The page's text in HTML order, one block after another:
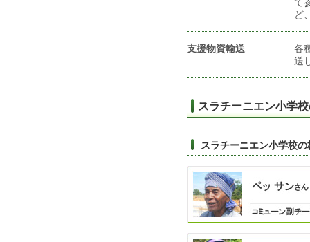
ど
支援物資輸送
各
送
スラチーニエン小学
スラチーニエン小学校